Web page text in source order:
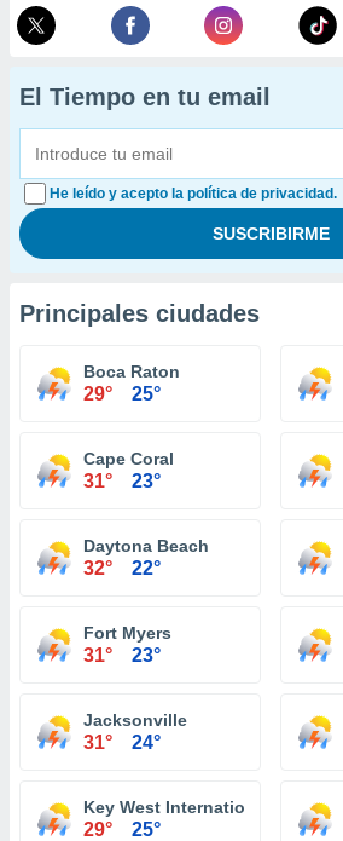
El Tiempo en tu email
He leído y acepto la política de privacidad.
Principales ciudades
Boca Raton
29° 25°
Cape Coral
31° 23°
Daytona Beach
32° 22°
Fort Myers
31° 23°
Jacksonville
31° 24°
Key West International Airport
29° 25°